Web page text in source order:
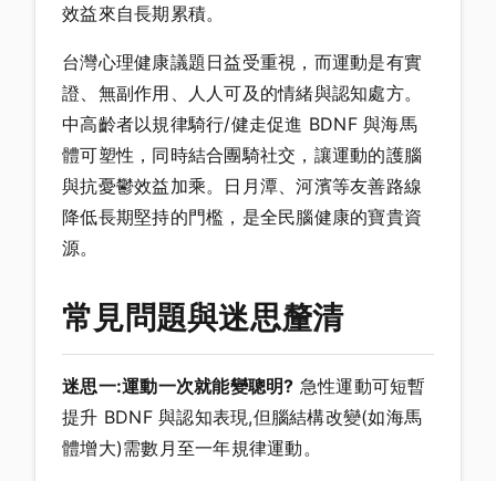
效益來自長期累積。
台灣心理健康議題日益受重視，而運動是有實
證、無副作用、人人可及的情緒與認知處方。
中高齡者以規律騎行/健走促進 BDNF 與海馬
體可塑性，同時結合團騎社交，讓運動的護腦
與抗憂鬱效益加乘。日月潭、河濱等友善路線
降低長期堅持的門檻，是全民腦健康的寶貴資
源。
常見問題與迷思釐清
迷思一:運動一次就能變聰明? 急性運動可短暫
提升 BDNF 與認知表現,但腦結構改變(如海馬
體增大)需數月至一年規律運動。